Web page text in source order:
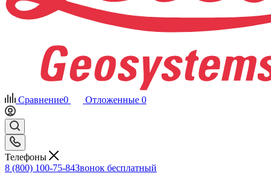
Сравнение0 Отложенные 0
Телефоны
8 (800) 100-75-84Звонок бесплатный